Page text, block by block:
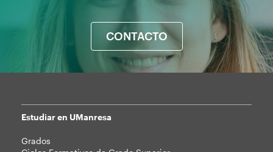
CONTACTO
Mapa
Estudiar en UManresa
Grados